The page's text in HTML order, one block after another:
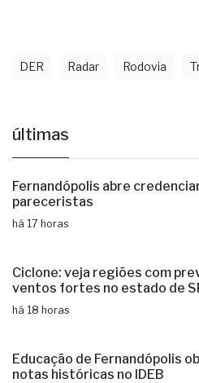
DER Radar Rodovia
últimas
Fernandópolis abre
pareceristas
há 17 horas
Ciclone: veja regiões com
ventos fortes no estado de
há 18 horas
Educação de Fernandópolis
notas históricas no IDEB